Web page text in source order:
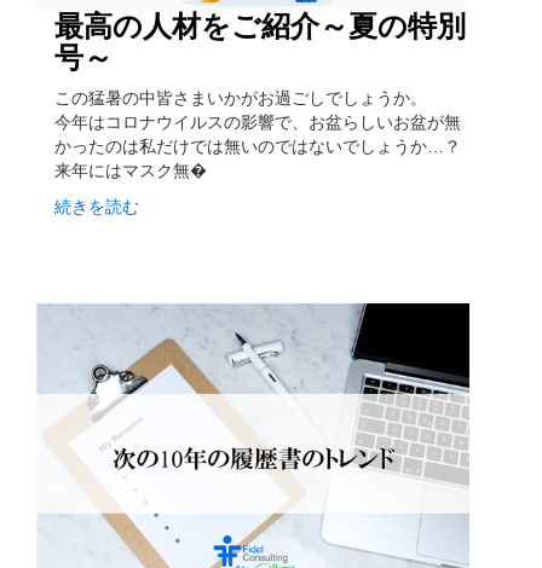
最高の人材をご紹介～夏の特別
号～
この猛暑の中皆さまいかがお過ごしでしょうか。
今年はコロナウイルスの影響で、お盆らしいお盆が無
かったのは私だけでは無いのではないでしょうか…？
来年にはマスク無�
続きを読む